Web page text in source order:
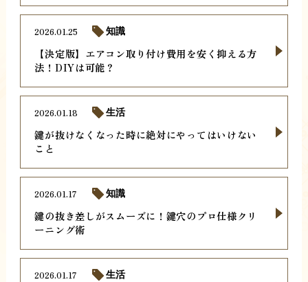
【決定版】エアコン取り付け費用を安く抑える方
法！DIYは可能？
2026.01.25 知識
鍵が抜けなくなった時に絶対にやってはいけない
こと
2026.01.18 生活
鍵の抜き差しがスムーズに！鍵穴のプロ仕様クリ
ーニング術
2026.01.17 知識
2026.01.17 生活